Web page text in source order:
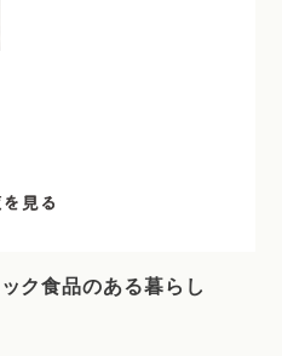
ク食品のある暮らし